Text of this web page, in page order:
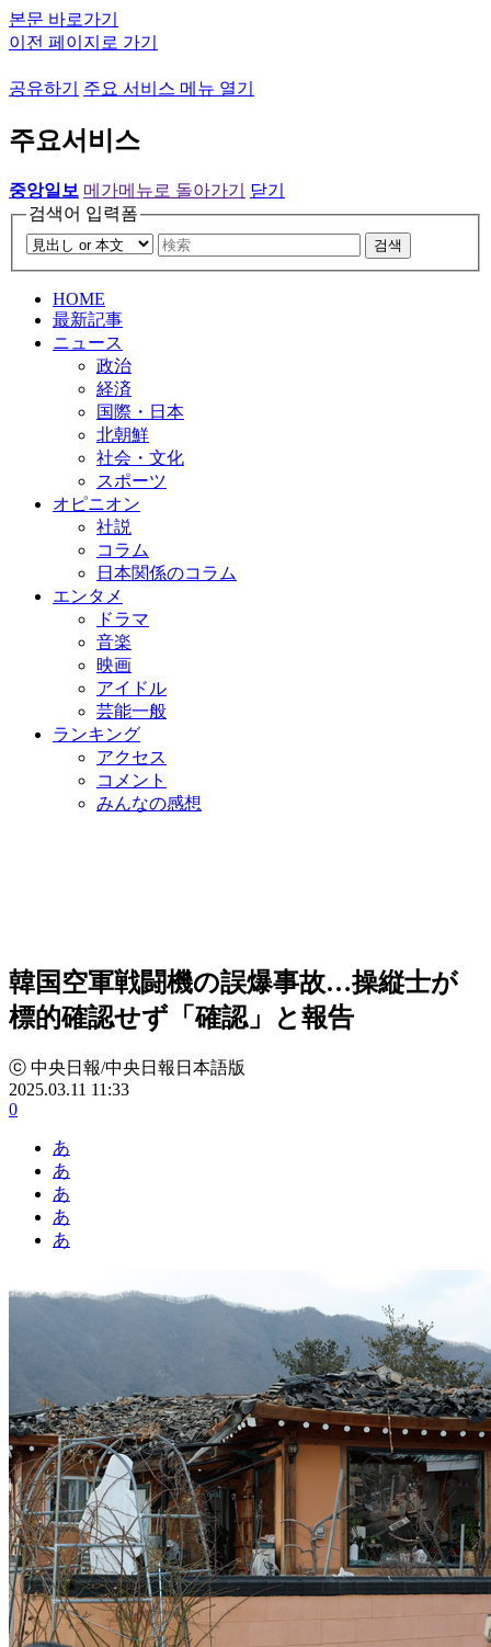
본문 바로가기
이전 페이지로 가기
공유하기 주요 서비스 메뉴 열기
주요서비스
중앙일보 메가메뉴로 돌아가기
닫기
검색어 입력폼
검색
HOME
最新記事
ニュース
政治
経済
国際・日本
北朝鮮
社会・文化
スポーツ
オピニオン
社説
コラム
日本関係のコラム
エンタメ
ドラマ
音楽
映画
アイドル
芸能一般
ランキング
アクセス
コメント
みんなの感想
韓国空軍戦闘機の誤爆事故…操縦士が
標的確認せず「確認」と報告
ⓒ 中央日報/中央日報日本語版
2025.03.11 11:33
0
あ
あ
あ
あ
あ